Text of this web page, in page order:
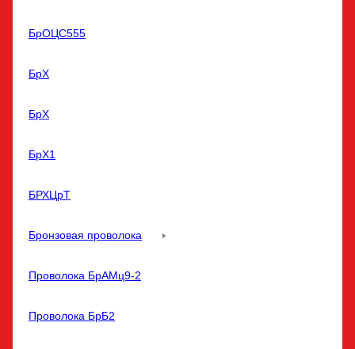
БрОЦС555
БрХ
БрХ
БрХ1
БРХЦрТ
Бронзовая проволока
Проволока БрАМц9-2
Проволока БрБ2